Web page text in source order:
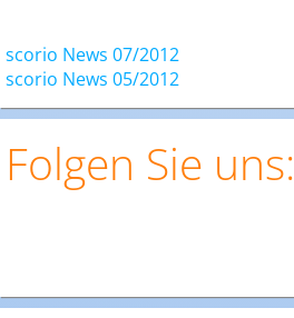
scorio News 07/2012
scorio News 05/2012
Folgen Sie uns: